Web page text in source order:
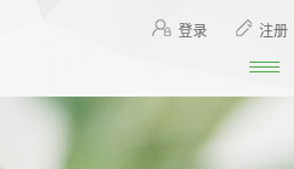
登录 注册